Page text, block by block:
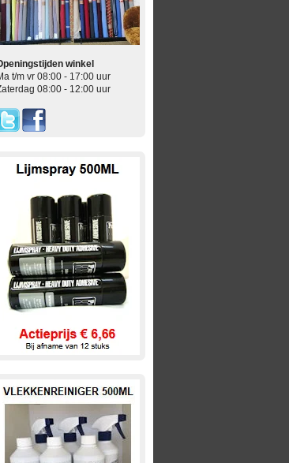
winkel
t/m vr 08:00 - 17:00 uur
08:00 - 12:00 uur